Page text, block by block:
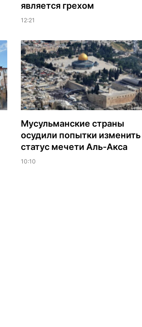
является грехом
12:21
Мусульманские страны
осудили попытки изменить
статус мечети Аль-Акса
10:10